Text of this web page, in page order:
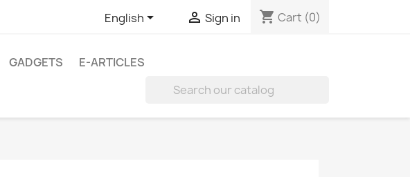
English  Sign in shopping_cart Cart (0)
GADGETS E-ARTICLES
